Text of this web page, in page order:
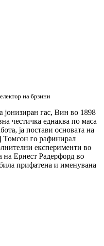
на брзини
јонизиран гас, Вин во 1898
честичка еднаква по маса
ја постави основата на
Томсон го рафинирал
експерименти во
на Ернест Радерфорд во
прифатена и именувана